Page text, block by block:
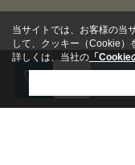
当サイトでは、お客様の当
して、クッキー（Cookie）
詳しくは、当社の 「